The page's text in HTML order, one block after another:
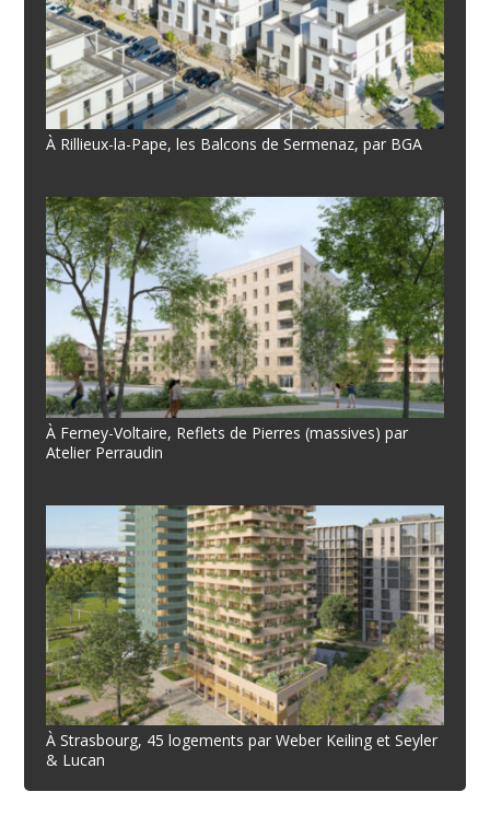
À Rillieux-la-Pape, les Balcons de Sermenaz, par BGA
À Ferney-Voltaire, Reflets de Pierres (massives) par
Atelier Perraudin
À Strasbourg, 45 logements par Weber Keiling et Seyler
& Lucan